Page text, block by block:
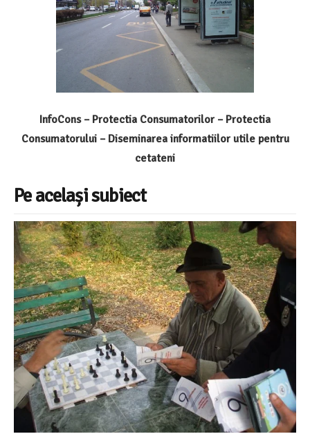
InfoCons – Protectia Consumatorilor – Protectia
Consumatorului – Diseminarea informatiilor utile pentru
cetateni
Pe același subiect